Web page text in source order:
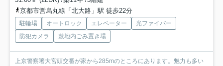
京都市営烏丸線「北大路」駅 徒歩22分
駐輪場 オートロック エレベーター
光ファイバー
防犯カメラ
敷地内ごみ置き場
上京警察署大宮頭交番が家から285mのところにあります。魅力も多い